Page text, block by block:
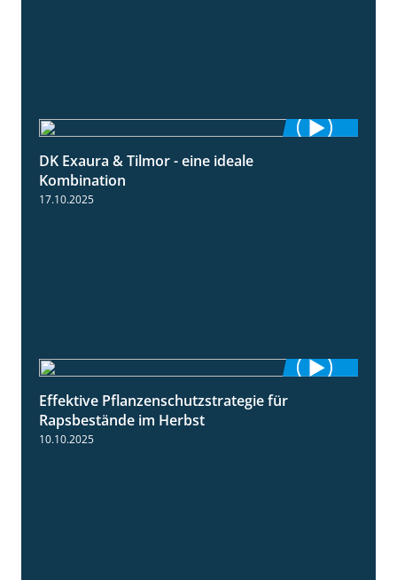
DK Exaura & Tilmor - eine ideale
Kombination
17.10.2025
Effektive Pflanzenschutzstrategie für
Rapsbestände im Herbst
10.10.2025